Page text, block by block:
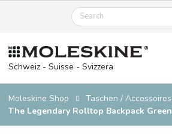
Schweiz - Suisse - Svizzera
Moleskine Shop Taschen / Accessoires
The Legendary Rolltop Backpack Green